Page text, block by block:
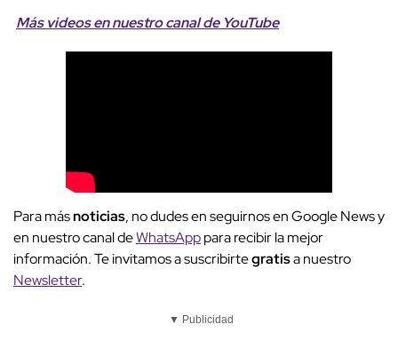
Más videosen nuestro canal de YouTube
Para másnoticias, no dudes en seguirnos en Google News y
en nuestro canal deWhatsApppara recibir la mejor
información. Te invitamos a suscribirtegratisa nuestro
Newsletter.
▼ Publicidad